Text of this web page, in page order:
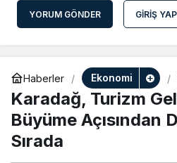
YORUM GÖNDER GIRIŞ YAP
Haberler Ekonomi
Karadağ, Turizm
Büyüme Açısından
Sırada